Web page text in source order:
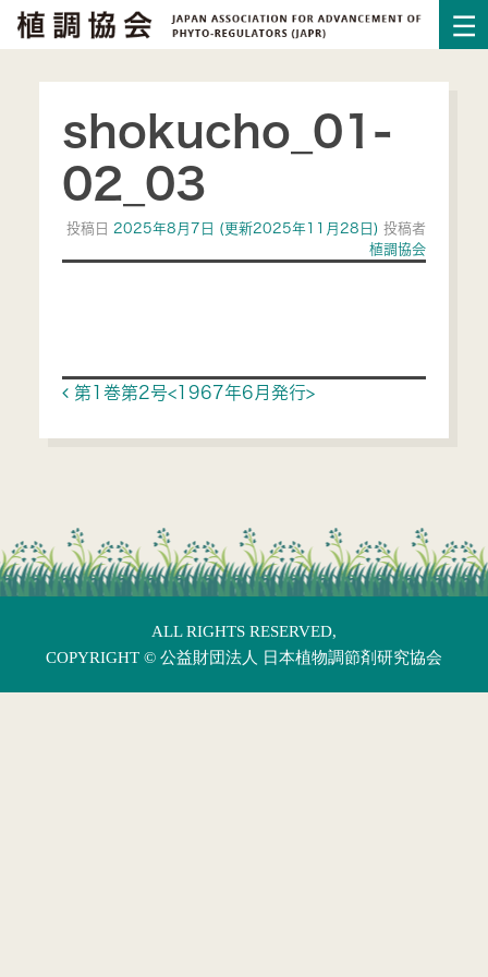
shokucho_01-
02_03
投稿日 2025年8月7日 (更新2025年11月28日)投稿者
植調協会
Post navigation
第1巻第2号<1967年6月発行>
ALL RIGHTS RESERVED,
COPYRIGHT © 公益財団法人 日本植物調節剤研究協会